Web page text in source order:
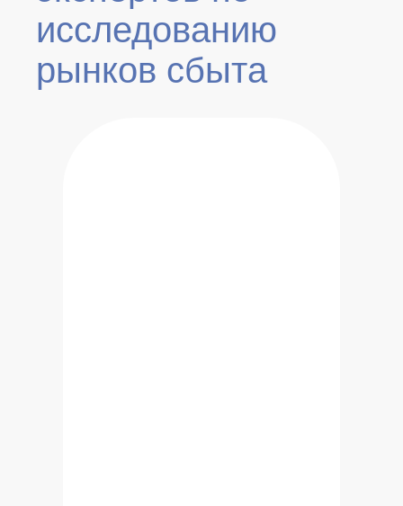
исследованию
рынков сбыта